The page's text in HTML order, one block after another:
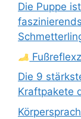
Die Puppe
Die 9
Kraftpakete